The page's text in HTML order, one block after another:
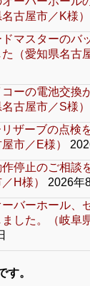
古屋市／K様）
マスターのバ
（愛知県名古
ーの電池交換
古屋市／S様）
ザーブの点検
市／E様）
停止のご相談
H様）
2026年
バーホール、
した。（岐阜
す。